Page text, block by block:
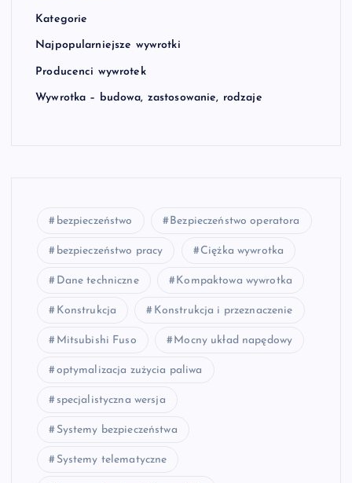
Kategorie
Najpopularniejsze wywrotki
Producenci wywrotek
Wywrotka – budowa, zastosowanie, rodzaje
bezpieczeństwo Bezpieczeństwo operatora
bezpieczeństwo pracy Ciężka wywrotka
Dane techniczne Kompaktowa wywrotka
Konstrukcja Konstrukcja i przeznaczenie
Mitsubishi Fuso Mocny układ napędowy
optymalizacja zużycia paliwa
specjalistyczna wersja
Systemy bezpieczeństwa
Systemy telematyczne